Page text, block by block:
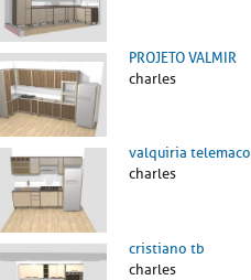
PROJETO VALMIR
charles
valquiria telemaco
charles
cristiano tb
charles